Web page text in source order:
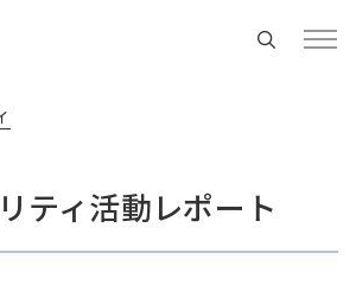
Change
Location
ティ活動レポート